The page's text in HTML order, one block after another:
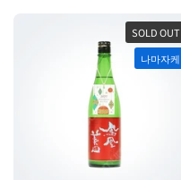
SOLD OUT
나마자케